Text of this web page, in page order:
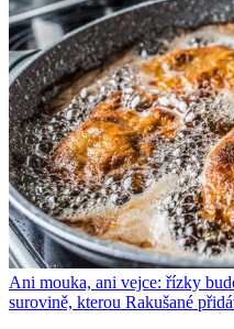
Ani mouka, ani vejce: řízky
surovině, kterou Rakušané